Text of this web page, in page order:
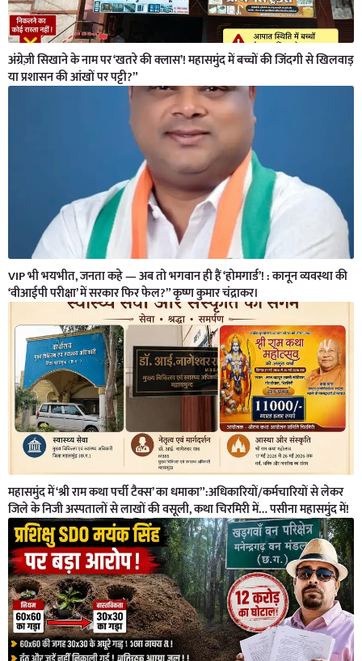
अंग्रेज़ी सिखाने के नाम पर ‘खतरे की क्लास’! महासमुंद में बच्चों की जिंदगी से खिलवाड़
या प्रशासन की आंखों पर पट्टी?”
VIP भी भयभीत, जनता कहे — अब तो भगवान ही हैं ‘होमगार्ड’! : कानून व्यवस्था की
‘वीआईपी परीक्षा’ में सरकार फिर फेल?” कृष्ण कुमार चंद्राकर।
महासमुंद में ‘श्री राम कथा पर्ची टैक्स’ का धमाका”:अधिकारियों/कर्मचारियों से लेकर
जिले के निजी अस्पतालों से लाखों की वसूली, कथा चिरमिरी में… पसीना महासमुंद में!